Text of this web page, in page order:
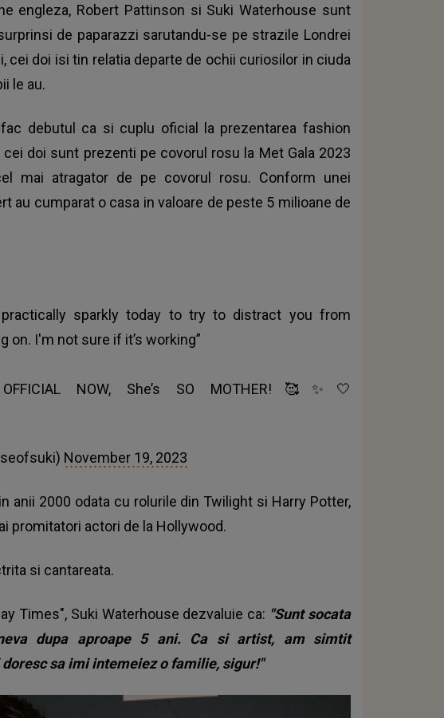
engleza, Robert Pattinson si Suki Waterhouse sunt
de paparazzi sarutandu-se pe strazile Londrei
cei doi isi tin relatia departe de ochii curiosilor in ciuda
le au.
debutul ca si cuplu oficial la prezentarea fashion
doi sunt prezenti pe covorul rosu la Met Gala 2023
mai atragator de pe covorul rosu. Conform unei
au cumparat o casa in valoare de peste 5 milioane de
sparkly today to try to distract you from
on. I'm not sure if it’s working”
NOW, She’s SO MOTHER!🥰✨🤍
November 19, 2023
anii 2000 odata cu rolurile din Twilight si Harry Potter,
promitatori actori de la Hollywood.
si cantareata.
Times", Suki Waterhouse dezvaluie ca: "Sunt socata
dupa aproape 5 ani. Ca si artist, am simtit
sa imi intemeiez o familie, sigur!"